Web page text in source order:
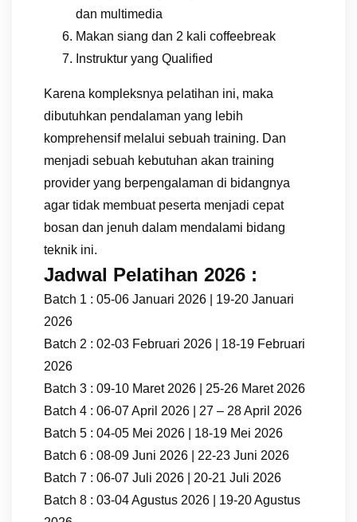
dan multimedia
Makan siang dan 2 kali coffeebreak
Instruktur yang Qualified
Karena kompleksnya pelatihan ini, maka
dibutuhkan pendalaman yang lebih
komprehensif melalui sebuah training. Dan
menjadi sebuah kebutuhan akan training
provider yang berpengalaman di bidangnya
agar tidak membuat peserta menjadi cepat
bosan dan jenuh dalam mendalami bidang
teknik ini.
Jadwal Pelatihan 2026 :
Batch 1 : 05-06 Januari 2026 | 19-20 Januari
2026
Batch 2 : 02-03 Februari 2026 | 18-19 Februari
2026
Batch 3 : 09-10 Maret 2026 | 25-26 Maret 2026
Batch 4 : 06-07 April 2026 | 27 – 28 April 2026
Batch 5 : 04-05 Mei 2026 | 18-19 Mei 2026
Batch 6 : 08-09 Juni 2026 | 22-23 Juni 2026
Batch 7 : 06-07 Juli 2026 | 20-21 Juli 2026
Batch 8 : 03-04 Agustus 2026 | 19-20 Agustus